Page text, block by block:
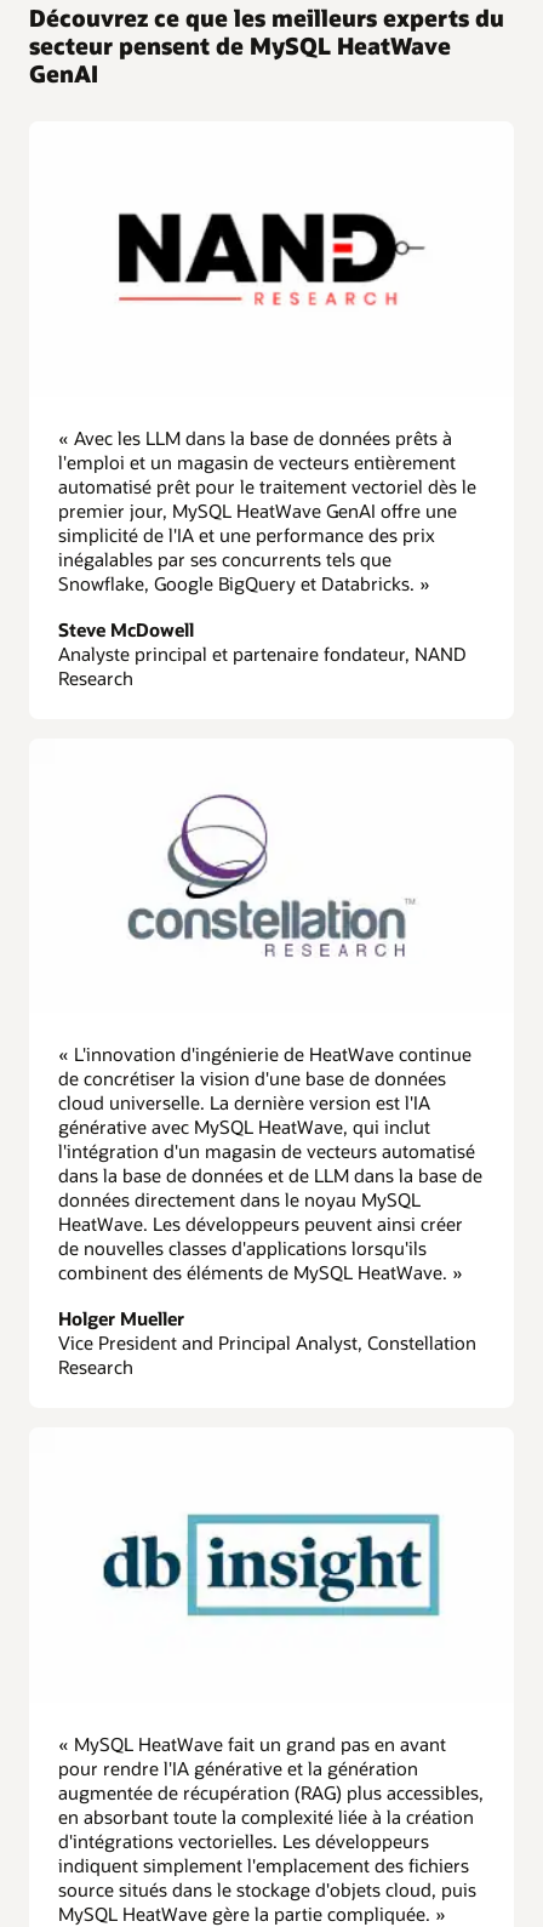
Découvrez ce que les meilleurs experts du
secteur pensent de MySQL HeatWave
GenAI
« Avec les LLM dans la base de données prêts à
l'emploi et un magasin de vecteurs entièrement
automatisé prêt pour le traitement vectoriel dès le
premier jour, MySQL HeatWave GenAI offre une
simplicité de l'IA et une performance des prix
inégalables par ses concurrents tels que
Snowflake, Google BigQuery et Databricks. »
Steve McDowell
Analyste principal et partenaire fondateur, NAND
Research
« L'innovation d'ingénierie de HeatWave continue
de concrétiser la vision d'une base de données
cloud universelle. La dernière version est l'IA
générative avec MySQL HeatWave, qui inclut
l'intégration d'un magasin de vecteurs automatisé
dans la base de données et de LLM dans la base de
données directement dans le noyau MySQL
HeatWave. Les développeurs peuvent ainsi créer
de nouvelles classes d'applications lorsqu'ils
combinent des éléments de MySQL HeatWave. »
Holger Mueller
Vice President and Principal Analyst, Constellation
Research
« MySQL HeatWave fait un grand pas en avant
pour rendre l'IA générative et la génération
augmentée de récupération (RAG) plus accessibles,
en absorbant toute la complexité liée à la création
d'intégrations vectorielles. Les développeurs
indiquent simplement l'emplacement des fichiers
source situés dans le stockage d'objets cloud, puis
MySQL HeatWave gère la partie compliquée. »